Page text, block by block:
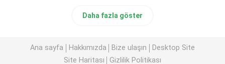
Daha fazla göster
Ana sayfa Hakkımızda Bize ulaşın
Desktop Site
Site Haritası
Gizlilik Politikası